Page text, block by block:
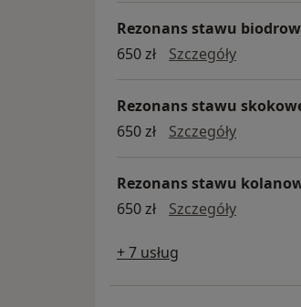
Rezonans stawu
650 zł
Szczegóły
Rezonans stawu
650 zł
Szczegóły
Rezonans stawu
650 zł
Szczegóły
+ 7 usług